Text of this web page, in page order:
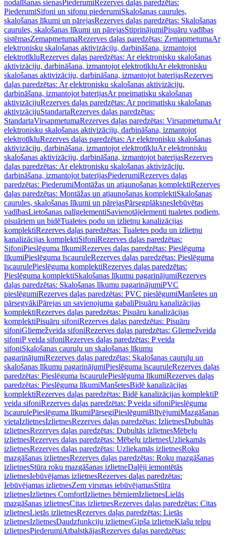
nodalīšanas sienasPiederumiRezerves daļas paredzētas:
PiederumiSifoni un sifonu piederumiSkalošanas caurules,
skalošanas līkumi un pārejasRezerves daļas paredzētas: Skalošanas
caurules, skalošanas līkumi un pārejasStiprinājumiPisuāru vadības
sistēmasZemapmetumaRezerves daļas paredzētas: ZemapmetumaAr
elektronisku skalošanas aktivizāciju, darbināšana, izmantojot
elektrotīkluRezerves daļas paredzētas: Ar elektronisku skalošanas
aktivizāciju, darbināšana, izmantojot elektrotīkluAr elektronisku
skalošanas aktivizāciju, darbināšana, izmantojot baterijasRezerves
daļas paredzētas: Ar elektronisku skalošanas aktivizāciju,
darbināšana, izmantojot baterijasAr pneimatisku skalošanas
aktivizācijuRezerves daļas paredzētas: Ar pneimatisku skalošanas
aktivizācijuStandartaRezerves daļas paredzētas:
StandartaVirsapmetumaRezerves daļas paredzētas: VirsapmetumaAr
elektronisku skalošanas aktivizāciju, darbināšana, izmantojot
elektrotīkluRezerves daļas paredzētas: Ar elektronisku skalošanas
aktivizāciju, darbināšana, izmantojot elektrotīkluAr elektronisku
skalošanas aktivizāciju, darbināšana, izmantojot baterijasRezerves
daļas paredzētas: Ar elektronisku skalošanas aktivizāciju,
darbināšana, izmantojot baterijasPiederumiRezerves daļas
paredzētas: PiederumiMontāžas un atjaunošanas komplektiRezerves
daļas paredzētas: Montāžas un atjaunošanas komplektiSkalošanas
caurules, skalošanas līkumi un pārejasPārsegplāksnesIebūvētas
vadībasLietošanas palīgelementiSavienotājelementi tualetes podiem,
pisuāriem un bidēTualetes podu un izlietņu kanalizācijas
komplektiRezerves daļas paredzētas: Tualetes podu un izlietņu
kanalizācijas komplektiSifoniRezerves daļas paredzētas:
SifoniPieslēguma līkumiRezerves daļas paredzētas: Pieslēguma
līkumiPieslēguma īscauruleRezerves daļas paredzētas: Pieslēguma
īscaurulePieslēguma komplektiRezerves daļas paredzētas:
Pieslēguma komplektiSkalošanas līkumu pagarinājumiRezerves
daļas paredzētas: Skalošanas līkumu pagarinājumiPVC
pieslēgumiRezerves daļas paredzētas: PVC pieslēgumiManšetes un
pārsegvākiPārejas un savienojuma gabaliPisuāru kanalizācijas
komplektiRezerves daļas paredzētas: Pisuāru kanalizācijas
komplektiPisuāru sifoniRezerves daļas paredzētas: Pisuāru
sifoniGliemežveida sifoniRezerves daļas paredzētas: Gliemežveida
sifoniP veida sifoniRezerves daļas paredzētas: P veida
sifoniSkalošanas cauruļu un skalošanas līkumu
pagarinājumiRezerves daļas paredzētas: Skalošanas cauruļu un
skalošanas līkumu pagarinājumiPieslēguma īscauruleRezerves daļas
paredzētas: Pieslēguma īscaurulePieslēguma līkumiRezerves daļas
paredzētas: Pieslēguma līkumiManšetesBidē kanalizācijas
komplektiRezerves daļas paredzētas: Bidē kanalizācijas komplektiP
veida sifoniRezerves daļas paredzētas: P veida sifoniPieslēguma
īscaurulePieslēguma līkumiPārsegiPieslēgumiBlīvējumiMazgāšanas
vietaIzlietnesIzlietnesRezerves daļas paredzētas: IzlietnesDubultās
izlietnesRezerves daļas paredzētas: Dubultās izlietnesMēbeļu
izlietnesRezerves daļas paredzētas: Mēbeļu izlietnesUzliekamās
izlietnesRezerves daļas paredzētas: Uzliekamās izlietnesRoku
mazgāšanas izlietnesRezerves daļas paredzētas: Roku mazgāšanas
izlietnesStūra roku mazgāšanas izlietneDaļēji iemontētās
izlietnesIebūvējamas izlietnesRezerves daļas paredzētas:
Iebūvējamas izlietnesZem virsmas iebūvējamasStūra
izlietnesIzlietnes ComfortIzlietnes bērniemIzlietnesLielās
mazgāšanas izlietnesCitas izlietnesRezerves daļas paredzētas: Citas
izlietnesLietās izlietnesRezerves daļas paredzētas: Lietās
izlietnesIzlietnesDaudzfunkciju izlietnesĢipša izlietneKlašu telpu
izlietnesPiederumiAtbalstkājasRezerves daļas paredzētas: